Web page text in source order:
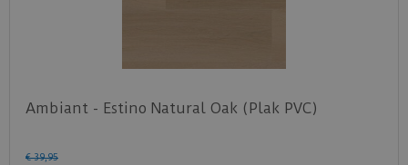
Ambiant - Estino Natural Oak (Plak PVC)
€ 39,95